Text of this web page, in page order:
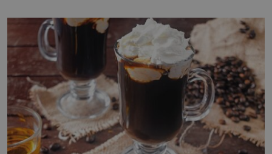
blízkosti. Nemusíte však zoufat. Pokud budete mít
promyšlený jídelníček, žadné pařáky si na vás